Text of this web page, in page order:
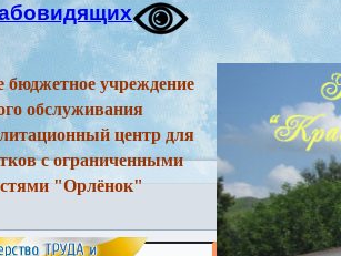
бюджетное учреждение
обслуживания
центр для
с ограниченными
"Орлёнок"